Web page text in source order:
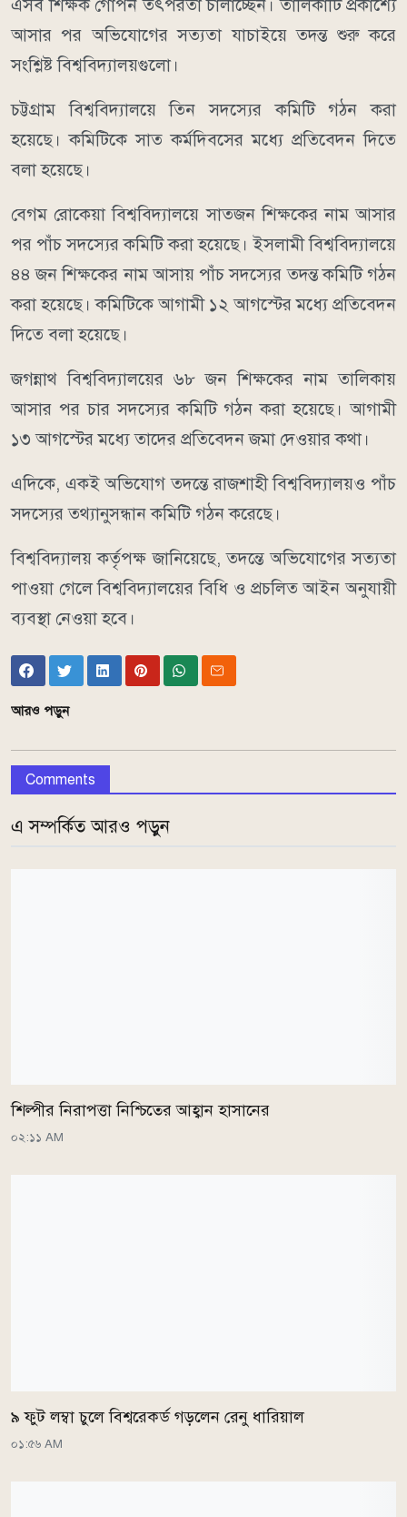
এসব শিক্ষক গোপন তৎপরতা চালাচ্ছেন। তালিকাটি প্রকাশ্যে
আসার পর অভিযোগের সত্যতা যাচাইয়ে তদন্ত শুরু করে
সংশ্লিষ্ট বিশ্ববিদ্যালয়গুলো।
চট্টগ্রাম বিশ্ববিদ্যালয়ে তিন সদস্যের কমিটি গঠন করা
হয়েছে। কমিটিকে সাত কর্মদিবসের মধ্যে প্রতিবেদন দিতে
বলা হয়েছে।
বেগম রোকেয়া বিশ্ববিদ্যালয়ে সাতজন শিক্ষকের নাম আসার
পর পাঁচ সদস্যের কমিটি করা হয়েছে। ইসলামী বিশ্ববিদ্যালয়ে
৪৪ জন শিক্ষকের নাম আসায় পাঁচ সদস্যের তদন্ত কমিটি গঠন
করা হয়েছে। কমিটিকে আগামী ১২ আগস্টের মধ্যে প্রতিবেদন
দিতে বলা হয়েছে।
জগন্নাথ বিশ্ববিদ্যালয়ের ৬৮ জন শিক্ষকের নাম তালিকায়
আসার পর চার সদস্যের কমিটি গঠন করা হয়েছে। আগামী
১৩ আগস্টের মধ্যে তাদের প্রতিবেদন জমা দেওয়ার কথা।
এদিকে, একই অভিযোগ তদন্তে রাজশাহী বিশ্ববিদ্যালয়ও পাঁচ
সদস্যের তথ্যানুসন্ধান কমিটি গঠন করেছে।
বিশ্ববিদ্যালয় কর্তৃপক্ষ জানিয়েছে, তদন্তে অভিযোগের সত্যতা
পাওয়া গেলে বিশ্ববিদ্যালয়ের বিধি ও প্রচলিত আইন অনুযায়ী
ব্যবস্থা নেওয়া হবে।
আরও পড়ুন
Comments
এ সম্পর্কিত আরও পড়ুন
শিল্পীর নিরাপত্তা নিশ্চিতের আহ্বান হাসানের
০২:১১ AM
৯ ফুট লম্বা চুলে বিশ্বরেকর্ড গড়লেন রেনু ধারিয়াল
০১:৫৬ AM